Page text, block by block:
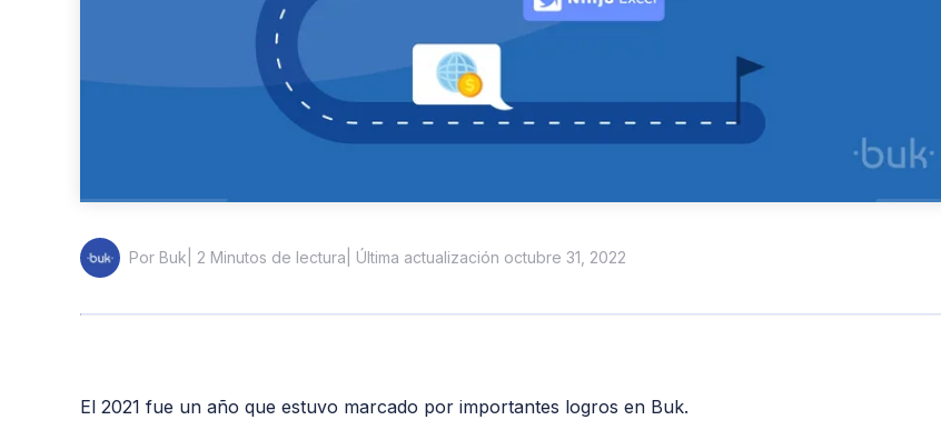
Por Buk | 2 Minutos de lectura | Última actualización octubre 31, 2022
El 2021 fue un año que estuvo marcado por importantes logros en Buk.